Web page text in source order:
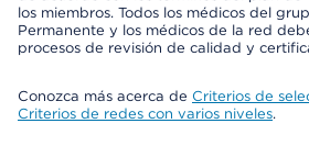
los miembros. Todos los médicos del
Permanente y los médicos de la red
procesos de revisión de calidad y
Conozca más acerca de Criterios de
Criterios de redes con varios niveles.